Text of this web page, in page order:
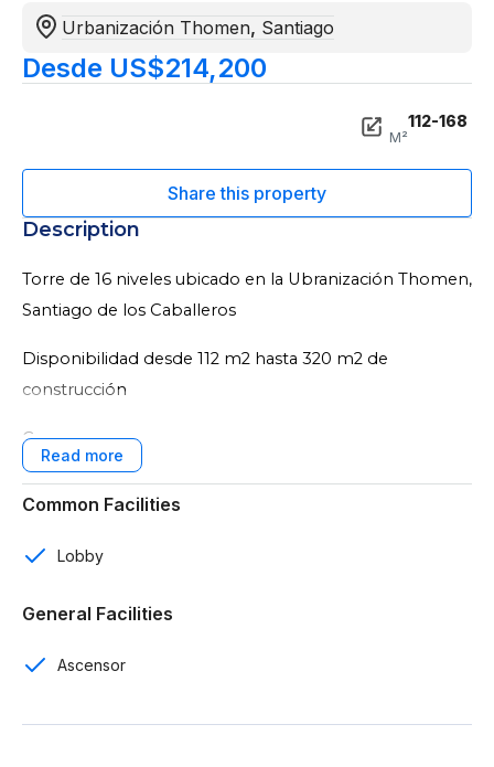
Urbanización Thomen, Santiago
Desde US$214,200
112-168
M²
Description
Torre de 16 niveles ubicado en la Ubranización Thomen,
Santiago de los Caballeros
Disponibilidad desde 112 m2 hasta 320 m2 de
construcción
Características:
16 niveles con 59 apartamentos
Baño para visitas
Common Facilities
Lobby
General Facilities
Ascensor